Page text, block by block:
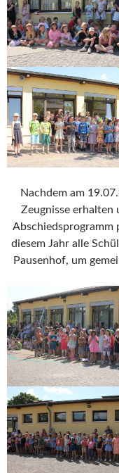
Nachdem am
Zeugnisse erhalten
Abschiedsprogramm
diesem Jahr alle
Pausenhof, um